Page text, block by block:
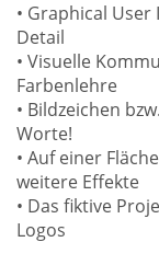
• Graphical
Detail
• Visuelle
Farbenlehre
• Bildzeichen
Worte!
• Auf einer
weitere Effekte
• Das fiktive
Logos